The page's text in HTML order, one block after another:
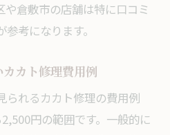
や倉敷市の店舗は特に口コミ
考になります。
カト修理費用例
られるカカト修理の費用例
円の範囲です。一般的に